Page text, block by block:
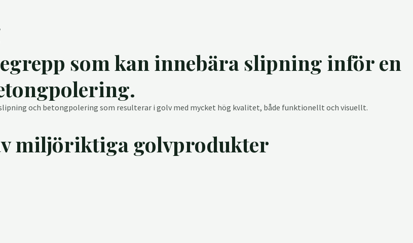
som kan innebära slipning inför en
och betongpolering som resulterar i golv med mycket hög kvalitet, både funktionellt och visuellt.
miljöriktiga golvprodukter